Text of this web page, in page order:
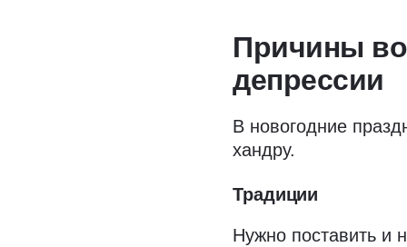
Причины
депрессии
В новогодние
хандру.
Традиции
Нужно поставить и